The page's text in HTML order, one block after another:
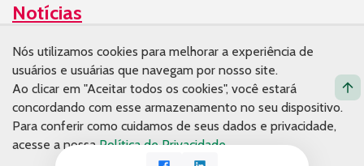
Notícias
Conhecimento
Publicações
Artigos
Materiais de estudo
Nós utilizamos cookies para melhorar a experiência de
usuários e usuárias que navegam por nosso site.
Ao clicar em "Aceitar todos os cookies", você estará
concordando com esse armazenamento no seu dispositivo.
Para conferir como cuidamos de seus dados e privacidade,
acesse a nossaPolítica de Privacidade.